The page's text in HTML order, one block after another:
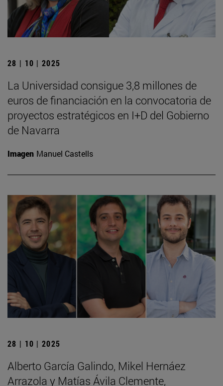
28 | 10 | 2025
La Universidad consigue 3,8 millones de
euros de financiación en la convocatoria de
proyectos estratégicos en I+D del Gobierno
de Navarra
Imagen Manuel Castells
28 | 10 | 2025
Alberto García Galindo, Mikel Hernáez
Arrazola y Matías Ávila Clemente,